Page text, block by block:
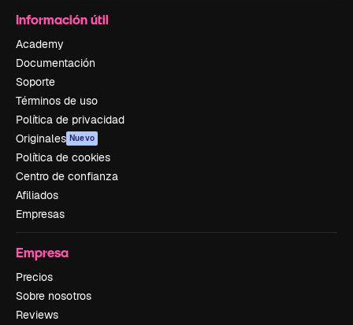
Información útil
Academy
Documentación
Soporte
Términos de uso
Política de privacidad
Originales Nuevo
Política de cookies
Centro de confianza
Afiliados
Empresas
Empresa
Precios
Sobre nosotros
Reviews